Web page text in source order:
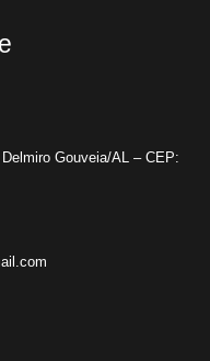
Gouveia/AL – CEP: